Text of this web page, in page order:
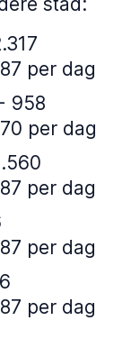
per dag
958
per dag
per dag
per dag
per dag